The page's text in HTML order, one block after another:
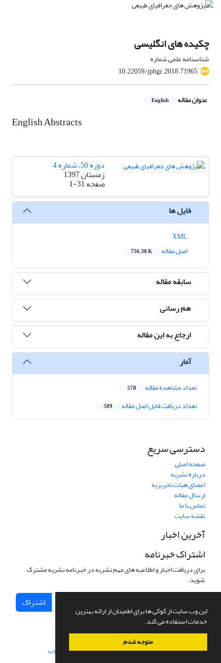
این وب سایت از کوکی ها برای اطمینان از ارائه بهترین
خدمات استفاده می کند.
متوجه شدم
چکیده های انگلیسی
شناسنامه علمی شماره
10.22059/jphgr.2018.71965
عنوان مقاله English
English Abstracts
دوره 50، شماره 4
زمستان 1397
صفحه1-31
فایل ها
اصل مقاله
756.38 K
سابقه مقاله
هم رسانی
ارجاع به این مقاله
آمار
تعداد مشاهده مقاله 578
تعداد دریافت فایل اصل مقاله 589
دسترسی سریع
صفحه اصلی
درباره نشریه
اعضای هیات تحریریه
ارسال مقاله
تماس با ما
نقشه سایت
آخرین اخبار
اشتراک خبرنامه
برای دریافت اخبار و اطلاعیه های مهم نشریه در خبرنامه نشریه مشترک
شوید.
اشتراک
سامانه مدیریت نشریات علمی.طراحی و پیاده سازی از سیناوب